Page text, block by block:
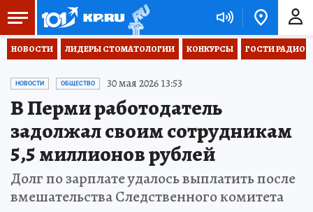
НОВОСТИ ЛИДЕРЫ СТОМАТОЛОГИИ КОНКУРСЫ ГОСТИ РАДИО
НОВОСТИ ОБЩЕСТВО 30 мая 2026 13:53
В Перми работодатель
задолжал своим сотрудникам
5,5 миллионов рублей
Долг по зарплате удалось выплатить после
вмешательства Следственного комитета